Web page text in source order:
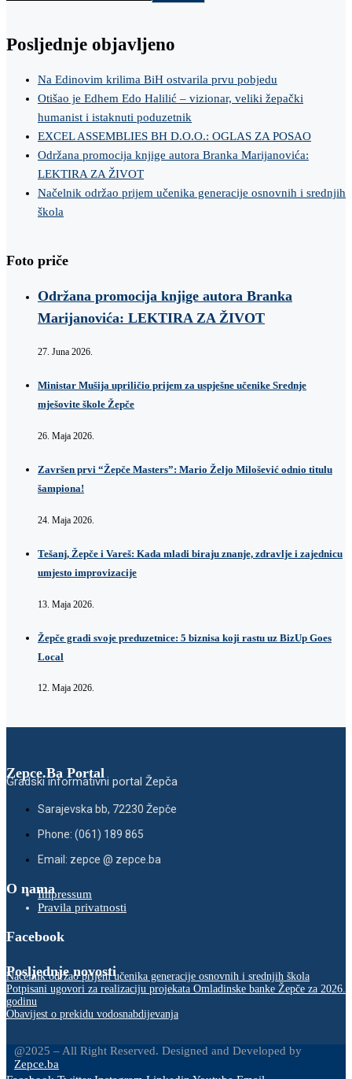
Posljednje objavljeno
Na Edinovim krilima BiH ostvarila prvu pobjedu
Otišao je Edhem Edo Halilić – vizionar, veliki žepački
humanist i istaknuti poduzetnik
EXCEL ASSEMBLIES BH D.O.O.: OGLAS ZA POSAO
Održana promocija knjige autora Branka Marijanovića:
LEKTIRA ZA ŽIVOT
Načelnik održao prijem učenika generacije osnovnih i srednjih
škola
Foto priče
Održana promocija knjige autora Branka
Marijanovića: LEKTIRA ZA ŽIVOT
27. Juna 2026.
Ministar Mušija upriličio prijem za uspješne učenike Srednje
mješovite škole Žepče
26. Maja 2026.
Završen prvi “Žepče Masters”: Mario Željo Milošević odnio titulu
šampiona!
24. Maja 2026.
Tešanj, Žepče i Vareš: Kada mladi biraju znanje, zdravlje i zajednicu
umjesto improvizacije
13. Maja 2026.
Žepče gradi svoje preduzetnice: 5 biznisa koji rastu uz BizUp Goes
Local
12. Maja 2026.
Zepce.Ba Portal
Gradski informativni portal Žepča
Sarajevska bb, 72230 Žepče
Phone: (061) 189 865
Email: zepce @ zepce.ba
O namaImpressum
Pravila privatnosti
Facebook
Posljednje novosti
Načelnik održao prijem učenika generacije osnovnih i srednjih škola
Potpisani ugovori za realizaciju projekata Omladinske banke Žepče za 2026.
godinu
Obavijest o prekidu vodosnabdijevanja
@2025 – All Right Reserved. Designed and Developed by
Zepce.ba